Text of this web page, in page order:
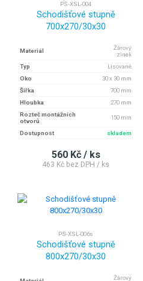
PS-XSL-004
Schodišťové stupně
700x270/30x30
Materiál
Žárový
zinek
Typ
Lisované
Oko
30 x 30 mm
Šířka
700 mm
Hloubka
270 mm
Rozteč montážních
otvorů
150 mm
Dostupnost skladem
560 Kč / ks
463 Kč bez DPH / ks
PS-XSL-006s
Schodišťové stupně
800x270/30x30
Žárový